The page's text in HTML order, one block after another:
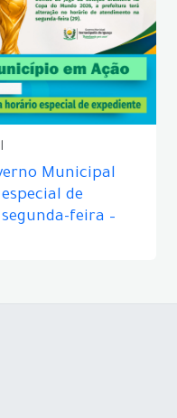
Municipal
de
feira –